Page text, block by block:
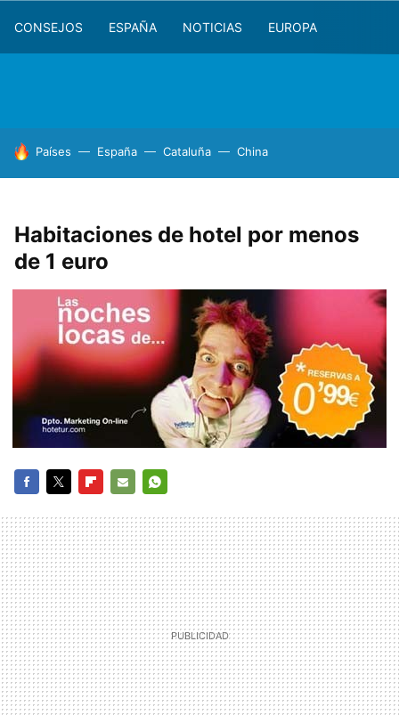
CONSEJOS ESPAÑA NOTICIAS EUROPA
HOY SE HABLA DE
Países España Cataluña China
Habitaciones de hotel por menos
de 1 euro
MAIL